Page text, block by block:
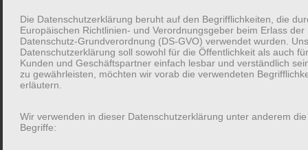
Die Datenschutzerklärung beruht auf den Begrifflichkeiten, die
Europäischen Richtlinien- und Verordnungsgeber beim Erlass der
Datenschutz-Grundverordnung (DS-GVO) verwendet wurden.
Datenschutzerklärung soll sowohl für die Öffentlichkeit als auch
Kunden und Geschäftspartner einfach lesbar und verständlich
zu gewährleisten, möchten wir vorab die verwendeten
erläutern.
Wir verwenden in dieser Datenschutzerklärung unter anderem
Begriffe: